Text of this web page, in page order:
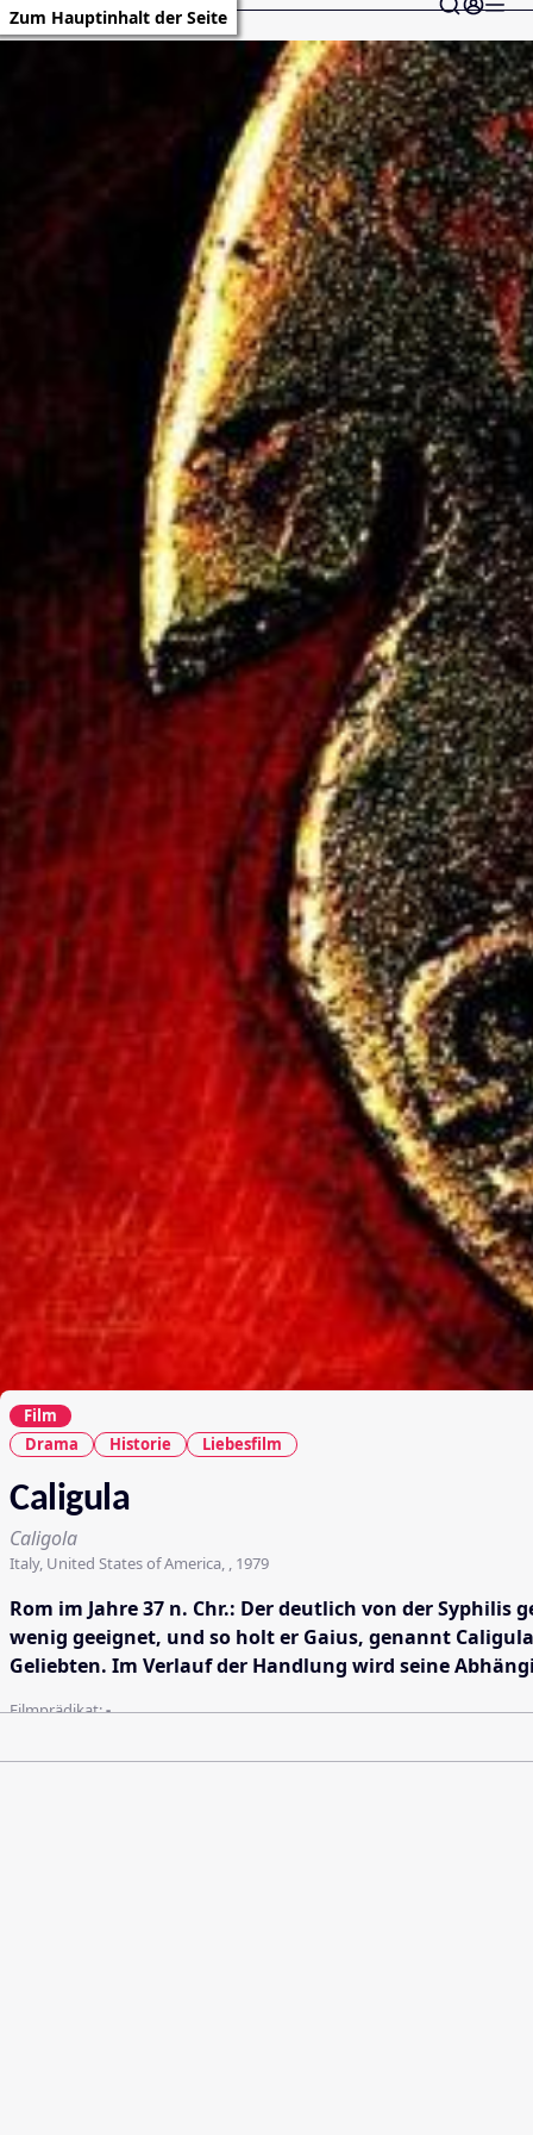
Zum Hauptinhalt der Seite
Film
Drama
Historie Liebesfilm
Caligula
Caligola
Italy, United States of America, , 1979
Rom im Jahre 37 n. Chr.: Der deutlich von der
wenig geeignet, und so holt er Gaius, genannt
Geliebten. Im Verlauf der Handlung wird seine
Filmprädikat:-